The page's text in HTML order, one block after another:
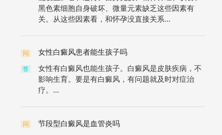
黑色素细胞自身破坏、微量元素缺乏这些因素有
关。从这些因素看，和怀孕没直接关系...
问 女性白癜风患者能生孩子吗
答
女性有白癜风也能生孩子。白癜风是皮肤疾病，不
影响生育。要是有白癜风，有问题就及时对症治
疗。...
问 节段型白癜风是血管炎吗